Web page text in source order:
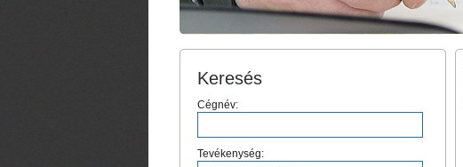
Keresés
Cégnév:
Tevékenység: